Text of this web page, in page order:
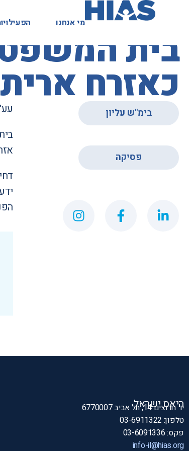
מי אנחנו
מי אנחנוהמאגר המשפטי
בית המשפט
כאזרח
בימ"ש עליון
פסיקה
עע"מ
היאס ישראל
יד חרוצים 14, תל אביב 6770007
טלפון: 03-6911322
פקס: 03-6091336
info-il@hias.org